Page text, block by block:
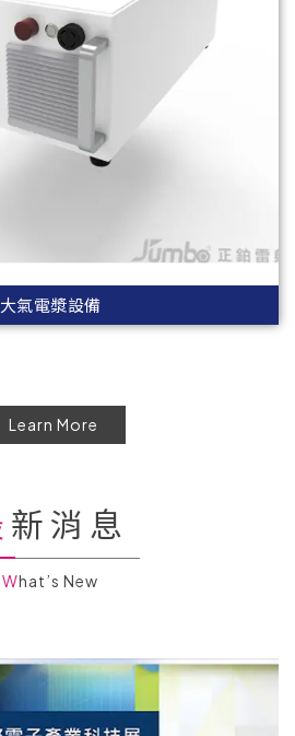
大氣電漿設備
Learn More
最新消息
What’s New